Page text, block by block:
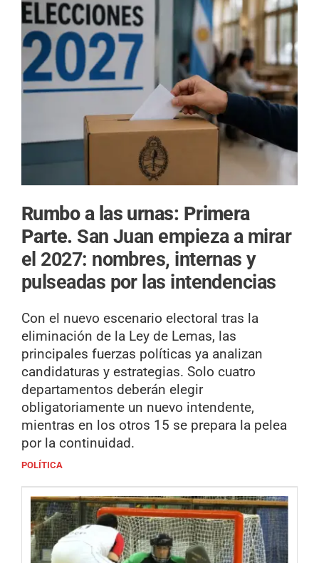
Rumbo a las urnas: Primera
Parte. San Juan empieza a mirar
el 2027: nombres, internas y
pulseadas por las intendencias
Con el nuevo escenario electoral tras la
eliminación de la Ley de Lemas, las
principales fuerzas políticas ya analizan
candidaturas y estrategias. Solo cuatro
departamentos deberán elegir
obligatoriamente un nuevo intendente,
mientras en los otros 15 se prepara la pelea
por la continuidad.
POLÍTICA